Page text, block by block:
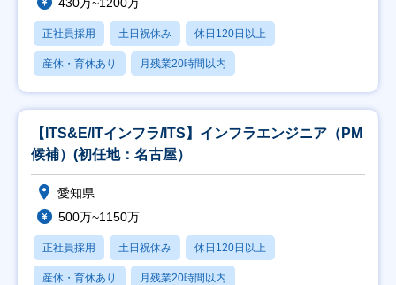
正社員採用 土日祝休み 休日120日以上
産休・育休あり 月残業20時間以内
【ITS&E/ITインフラ/ITS】インフラエンジニア（PM
候補）(初任地：名古屋）
愛知県
500万~1150万
正社員採用 土日祝休み 休日120日以上
産休・育休あり 月残業20時間以内